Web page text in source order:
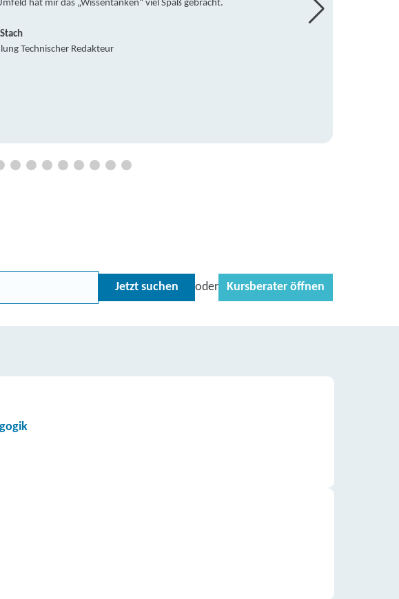
hat mir das „Wissentanken“ viel Spaß gebracht.
Technischer Redakteur
Jetzt suchen oder Kursberater öffnen